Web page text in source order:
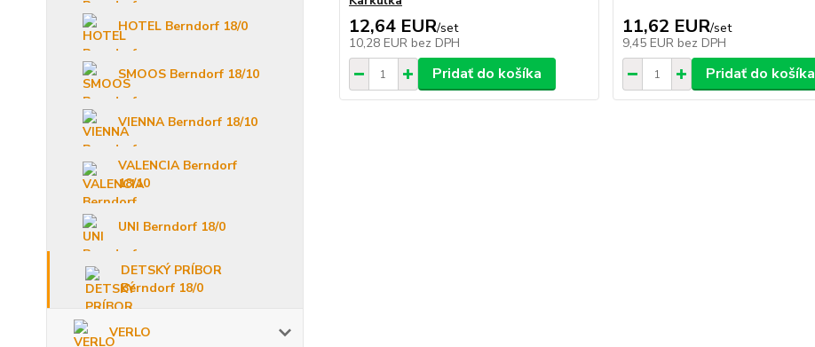
HOTEL Berndorf 18/0
SMOOS Berndorf 18/10
VIENNA Berndorf 18/10
VALENCIA Berndorf
18/10
UNI Berndorf 18/0
DETSKÝ PRÍBOR
Berndorf 18/0
VERLO
12,64 EUR/set
10,28 EUR bez DPH
Pridať do košíka
11,62 EUR/set
9,45 EUR bez DPH
Pridať do košíka